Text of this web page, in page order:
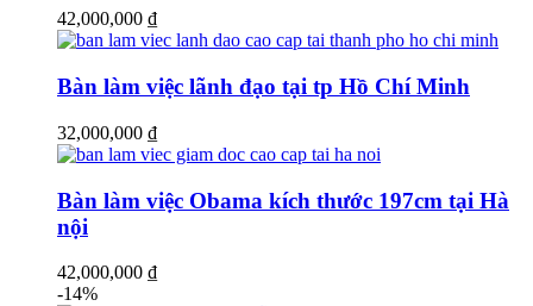
42,000,000 ₫
Bàn làm việc lãnh đạo tại tp Hồ Chí Minh
32,000,000 ₫
Bàn làm việc Obama kích thước 197cm tại Hà
nội
42,000,000 ₫
-14%